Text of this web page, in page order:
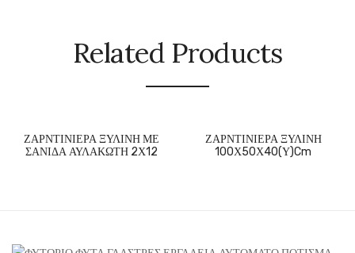
Related Products
ΖΑΡΝΤΙΝΙΕΡΑ ΞΥΛΙΝΗ ΜΕ
ΣΑΝΙΔΑ ΑΥΛΑΚΩΤΗ 2Χ12
ΖΑΡΝΤΙΝΙΕΡΑ ΞΥΛΙΝΗ
100Χ50Χ40(Υ)cm